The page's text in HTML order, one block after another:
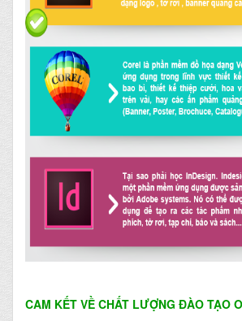
CAM KẾT VỀ CHẤT LƯỢNG ĐÀO TẠO